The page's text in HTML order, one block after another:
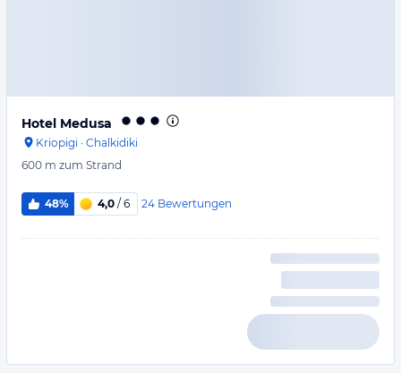
Hotel Medusa
Kriopigi · Chalkidiki
600 m zum Strand
48% 4,0 / 6 24 Bewertungen